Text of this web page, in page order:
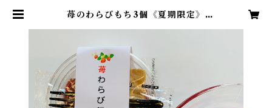
苺のわらびもち3個《夏期限定》